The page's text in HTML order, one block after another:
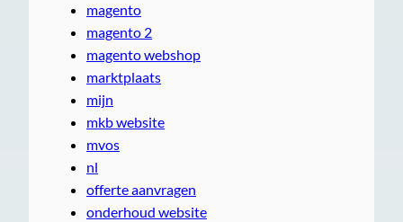
magento
magento 2
magento webshop
marktplaats
mijn
mkb website
mvos
nl
offerte aanvragen
onderhoud website